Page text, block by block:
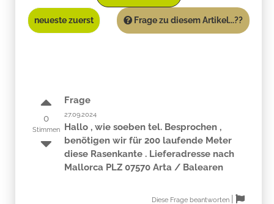
neueste zuerst Frage zu diesem Artikel...??
0
Stimmen
Frage
27.09.2024
Hallo , wie soeben tel. Besprochen ,
benötigen wir für 200 laufende Meter
diese Rasenkante . Lieferadresse nach
Mallorca PLZ 07570 Arta / Balearen
Diese Frage beantworten